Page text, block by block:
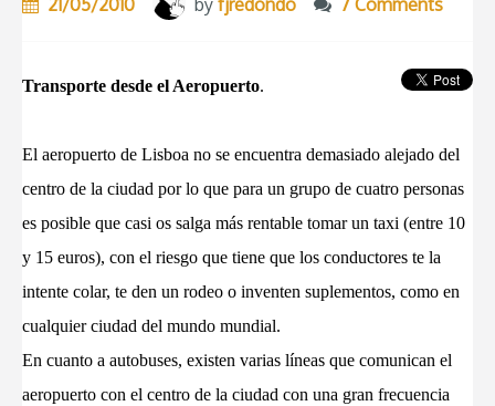
21/05/2010 by fjredondo 7 Comments
Transporte desde el Aeropuerto.
El aeropuerto de Lisboa no se encuentra demasiado alejado del
centro de la ciudad por lo que para un grupo de cuatro personas
es posible que casi os salga más rentable tomar un taxi (entre 10
y 15 euros), con el riesgo que tiene que los conductores te la
intente colar, te den un rodeo o inventen suplementos, como en
cualquier ciudad del mundo mundial.
En cuanto a autobuses, existen varias líneas que comunican el
aeropuerto con el centro de la ciudad con una gran frecuencia